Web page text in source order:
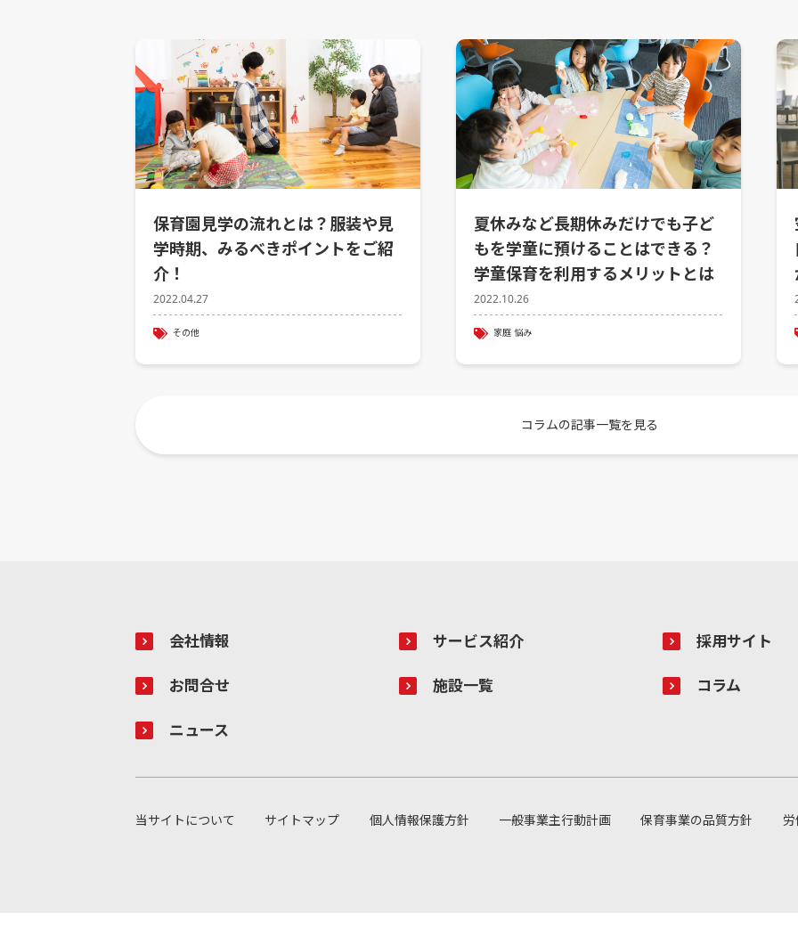
保育園見学の流れとは？服装や見
学時期、みるべきポイントをご紹
介！
2022.04.27
その他
夏休みなど長期休みだけでも子ど
もを学童に預けることはできる？
学童保育を利用するメリットとは
2022.10.26
家庭 悩み
コラムの記事一覧を見る
会社情報 サービス紹介 採用サイト
お問合せ 施設一覧 コラム
ニュース
当サイトについて サイトマップ 個人情報保護方針 一般事業主行動計画 保育事業の品質方針